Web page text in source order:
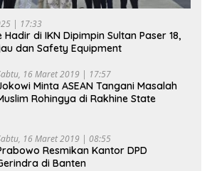
| 17:33
di IKN Dipimpin Sultan Paser 18,
dan Safety Equipment
16 Maret 2019 | 17:57
Minta ASEAN Tangani Masalah
Rohingya di Rakhine State
16 Maret 2019 | 08:55
Resmikan Kantor DPD
di Banten